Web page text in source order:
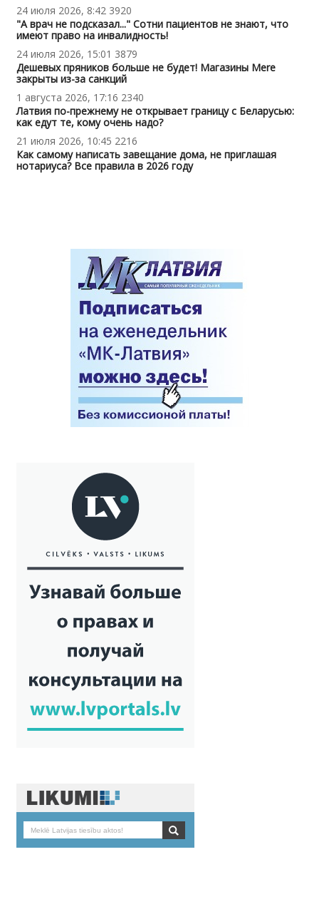
24 июля 2026, 8:42 3920
"А врач не подсказал..." Сотни пациентов не знают, что
имеют право на инвалидность!
24 июля 2026, 15:01 3879
Дешевых пряников больше не будет! Магазины Mere
закрыты из-за санкций
1 августа 2026, 17:16 2340
Латвия по-прежнему не открывает границу с Беларусью:
как едут те, кому очень надо?
21 июля 2026, 10:45 2216
Как самому написать завещание дома, не приглашая
нотариуса? Все правила в 2026 году